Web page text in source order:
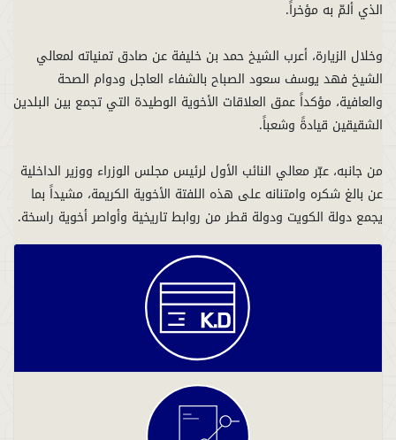
وخلال الزيارة، أعرب الشيخ حمد بن خليفة عن صادق تمنياته لمعالي
الشيخ فهد يوسف سعود الصباح بالشفاء العاجل ودوام الصحة
والعافية، مؤكداً عمق العلاقات الأخوية الوطيدة التي تجمع بين البلدين
من جانبه، عبّر معالي النائب الأول لرئيس مجلس الوزراء ووزير الداخلية
عن بالغ شكره وامتنانه على هذه اللفتة الأخوية الكريمة، مشيداً بما
يجمع دولة الكويت ودولة قطر من روابط تاريخية وأواصر أخوية راسخة.